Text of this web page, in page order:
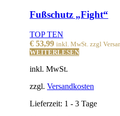
Fußschutz „Fight“
TOP TEN
€ 53,99 inkl. MwSt. zzgl
WEITERLESEN
inkl. MwSt.
zzgl. Versandkosten
Lieferzeit: 1 - 3 Tage